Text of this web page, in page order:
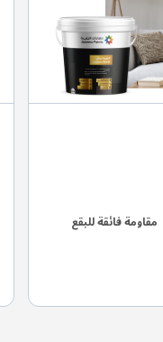
مقاومة فائقة للبقع